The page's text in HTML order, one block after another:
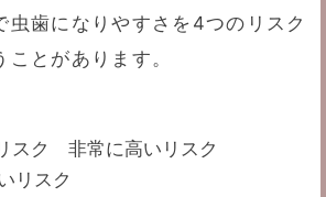
虫歯になりやすさを4つのリスク
とがあります。
スク 非常に高いリスク
リスク